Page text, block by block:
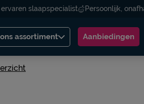
slaapspecialist Persoonlijk,
assortiment Aanbiedingen